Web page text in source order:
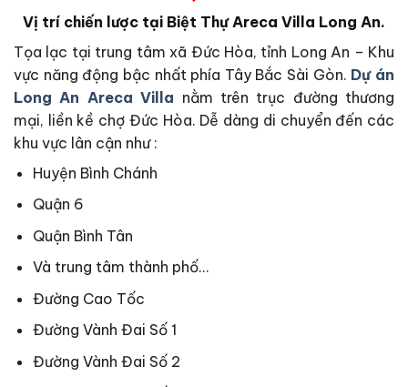
Vị trí chiến lược tại Biệt Thự Areca Villa Long An.
Tọa lạc tại trung tâm xã Đức Hòa, tỉnh Long An – Khu
vực năng động bậc nhất phía Tây Bắc Sài Gòn. Dự án
Long An Areca Villa nằm trên trục đường thương
mại, liền kề chợ Đức Hòa. Dễ dàng di chuyển đến các
khu vực lân cận như :
Huyện Bình Chánh
Quận 6
Quận Bình Tân
Và trung tâm thành phố…
Đường Cao Tốc
Đường Vành Đai Số 1
Đường Vành Đai Số 2